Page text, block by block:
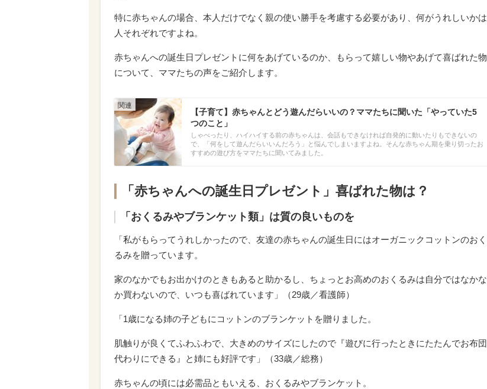
特に赤ちゃんの場合、本人だけでなく親の使い勝手を考慮する必要があり、何がうれしいかは
人それぞれですよね。
赤ちゃんへの誕生日プレゼントに何をあげているのか、もらって嬉しい物やあげて喜ばれた物
について、ママたちの声をご紹介します。
【子育て】赤ちゃんとどう遊んだらいいの？ママたちに聞いた「やっていた5
つのこと」
しゃべったり、ハイハイする前の赤ちゃんは、会話もできなければ自発的に動いたりもできないの
で、「何をして遊んだらいいんだろう」と悩んでしまいますよね。そんな赤ちゃん期を乗り切ったお
すすめの遊び方をママたちに聞いてみました。
「赤ちゃんへの誕生日プレゼント」喜ばれた物は？
「おくるみやブランケット類」は質の良いものを
「私がもらってうれしかったので、友達の赤ちゃんの誕生日にはオーガニックコットンのおく
るみを贈っています。
家のなかでもお出かけのときもあると助かるし、ちょっとお高めのおくるみは自分ではなかな
か買わないので、いつも喜ばれています」（29歳／看護師）
「1歳になる姉の子どもにコットンのブランケットを贈りました。
肌触りが良くてふわふわで、大きめのサイズにしたので『遊びに行ったときにたたんでお布団
代わりにできる』と姉にも好評です」（33歳／総務）
赤ちゃんの頃には必需品ともいえる、おくるみやブランケット。